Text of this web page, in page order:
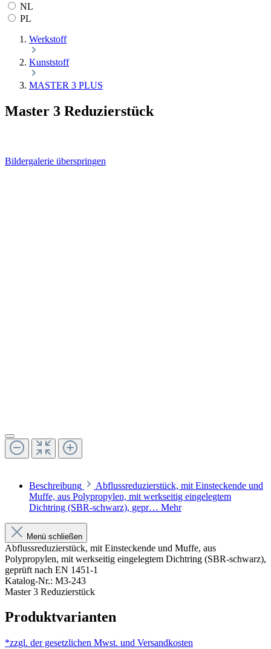
NL
PL
Werkstoff
Kunststoff
MASTER 3 PLUS
Master 3 Reduzierstück
Bildergalerie überspringen
Beschreibung
Abflussreduzierstück, mit Einsteckende und
Muffe, aus Polypropylen, mit werkseitig eingelegtem
Dichtring (SBR-schwarz), gepr… Mehr
Menü schließen
Abflussreduzierstück, mit Einsteckende und Muffe, aus
Polypropylen, mit werkseitig eingelegtem Dichtring (SBR-schwarz),
geprüft nach EN 1451-1
Katalog-Nr.: M3-243
Master 3 Reduzierstück
Produktvarianten
*zzgl. der gesetzlichen Mwst. und Versandkosten